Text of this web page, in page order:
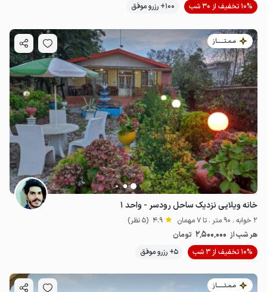
10% تخفیف از 30 شب
100+ رزرو موفق
مـمـتــــــاز
خانه ویلایی نزدیک ساحل رودسر - واحد ۱
2 خوابه . 90 متر . تا 7 مهمان 4.9 (5 نظر)
هر شب از 2٬500٬000 تومان
10% تخفیف از 3 شب
5+ رزرو موفق
مـمـتــــــاز